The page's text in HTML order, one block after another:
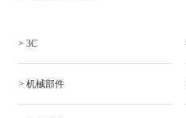
> 3C
> 机械部件